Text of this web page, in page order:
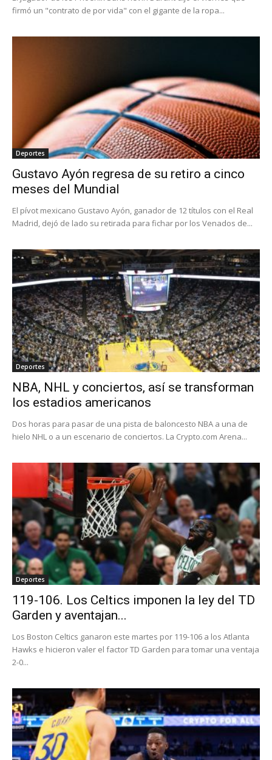
firmó un "contrato de por vida" con el gigante de la ropa...
Deportes
Gustavo Ayón regresa de su retiro a cinco
meses del Mundial
El pívot mexicano Gustavo Ayón, ganador de 12 títulos con el Real
Madrid, dejó de lado su retirada para fichar por los Venados de...
Deportes
NBA, NHL y conciertos, así se transforman
los estadios americanos
Dos horas para pasar de una pista de baloncesto NBA a una de
hielo NHL o a un escenario de conciertos. La Crypto.com Arena...
Deportes
119-106. Los Celtics imponen la ley del TD
Garden y aventajan...
Los Boston Celtics ganaron este martes por 119-106 a los Atlanta
Hawks e hicieron valer el factor TD Garden para tomar una ventaja
2-0...